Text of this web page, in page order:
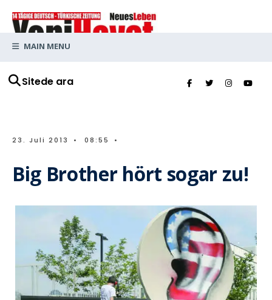
Sitede ara
MAIN MENU
23. Juli 2013 • 08:55 •
Big Brother hört sogar zu!